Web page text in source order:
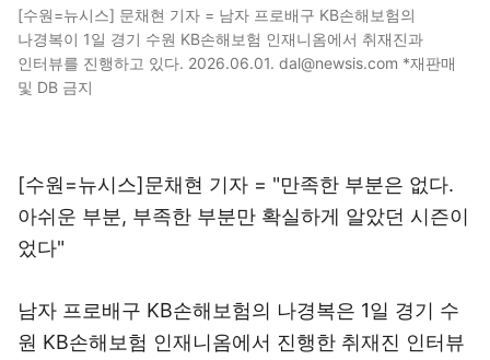
[수원=뉴시스] 문채현 기자 = 남자 프로배구 KB손해보험의
나경복이 1일 경기 수원 KB손해보험 인재니옴에서 취재진과
인터뷰를 진행하고 있다. 2026.06.01. dal@newsis.com *재판매
및 DB 금지
[수원=뉴시스]문채현 기자 = "만족한 부분은 없다.
아쉬운 부분, 부족한 부분만 확실하게 알았던 시즌이
었다"
남자 프로배구 KB손해보험의 나경복은 1일 경기 수
원 KB손해보험 인재니옴에서 진행한 취재진 인터뷰